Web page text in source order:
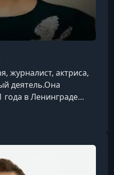
журналист, актриса,
деятель.Она
года в Ленинграде
семье Анатолия
и Людмилы
получила в
реалити-шоу
на канале «Дождь»,